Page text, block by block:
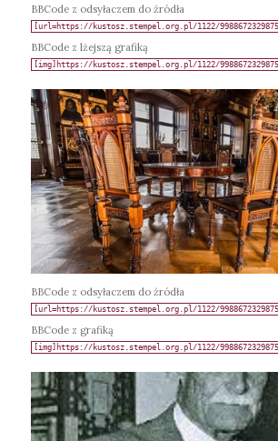
BBCode z odsyłaczem do źródła
BBCode z lżejszą grafiką
BBCode z odsyłaczem do źródła
BBCode z grafiką